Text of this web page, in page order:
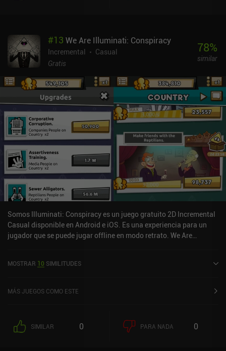
#13 We Are Illuminati: Conspiracy
Incremental
Casual
Gratis
78%
similar
Somos Illuminati: Conspiracy es un juego gratuito 2D Incremental
Casual disponible en Android e iOS. Es una experiencia para un
jugador que se puede jugar offline en modo retrato. We Are
en la App Store de iOS.
MOSTRAR 10 SIMILITUDES
MÁS JUEGOS COMO ESTE
SIMILAR 0 PARA NADA 0